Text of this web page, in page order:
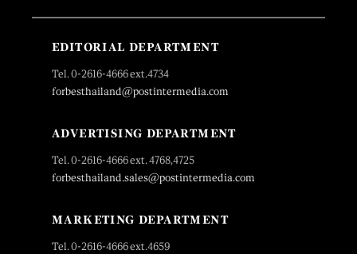
EDITORIAL DEPARTMENT
Tel. 0-2616-4666 ext.4734
forbesthailand@postintermedia.com
ADVERTISING DEPARTMENT
Tel. 0-2616-4666 ext. 4768,4725
forbesthailand.sales@postintermedia.com
MARKETING DEPARTMENT
Tel. 0-2616-4666 ext.4659